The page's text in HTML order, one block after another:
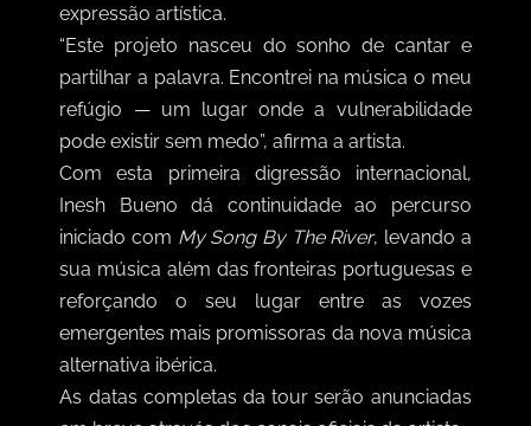
expressão artística.
“Este projeto nasceu do sonho de cantar e
partilhar a palavra. Encontrei na música o meu
refúgio — um lugar onde a vulnerabilidade
pode existir sem medo”, afirma a artista.
Com esta primeira digressão internacional,
Inesh Bueno dá continuidade ao percurso
iniciado com My Song By The River, levando a
sua música além das fronteiras portuguesas e
reforçando o seu lugar entre as vozes
emergentes mais promissoras da nova música
alternativa ibérica.
As datas completas da tour serão anunciadas